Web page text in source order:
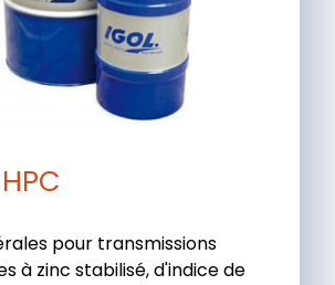
pour transmissions
à zinc stabilisé, d'indice de